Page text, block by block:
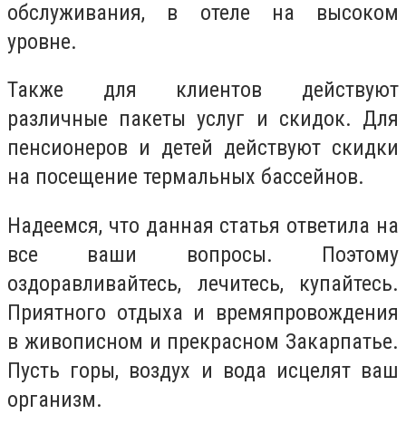
обслуживания, в отеле на высоком
уровне.
Также для клиентов действуют
различные пакеты услуг и скидок. Для
пенсионеров и детей действуют скидки
на посещение термальных бассейнов.
Надеемся, что данная статья ответила на
все ваши вопросы. Поэтому
оздоравливайтесь, лечитесь, купайтесь.
Приятного отдыха и времяпровождения
в живописном и прекрасном Закарпатье.
Пусть горы, воздух и вода исцелят ваш
организм.